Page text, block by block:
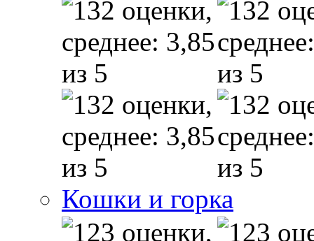
Кошки и горка